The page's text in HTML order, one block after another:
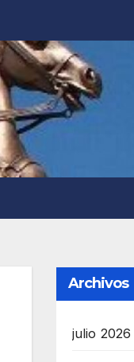
Archivos
julio 2026